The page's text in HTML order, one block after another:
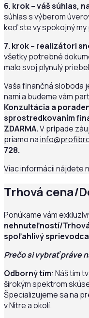
6. krok – váš súhlas,
súhlas s výberom
keď ste vy spokojný
7. krok – realizátori
všetky potrebné
malo svoj plynulý
Vaša finančná sloboda
nami a budeme vám
Konzultácia a
sprostredkovaním
ZDARMA.V prípade
priamo na
728.
Viac informácii nájdete
Trhová cena/
Ponúkame vám
nehnuteľností/
spoľahlivý
Prečo si vybrať práve
Odborný tím: Náš tím
širokým spektrom
Špecializujeme sa na
v Nitre a okolí.